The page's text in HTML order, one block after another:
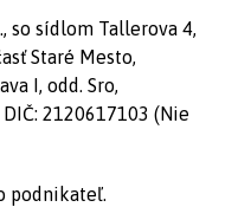
so sídlom Tallerova 4,
Staré Mesto,
I, odd. Sro,
2120617103 (Nie
podnikateľ.